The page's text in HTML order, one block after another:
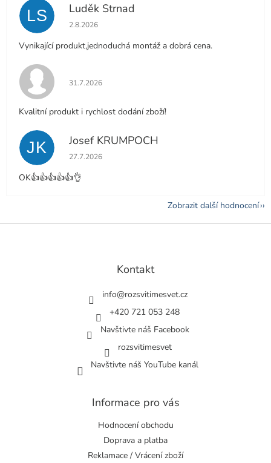
LS Luděk Strnad
Hodnocení obchodu je 5 z 5 hvězdiček.
2.8.2026
Vynikající produkt,jednoduchá montáž a dobrá cena.
Hodnocení obchodu je 5 z 5 hvězdiček.
31.7.2026
Kvalitní produkt i rychlost dodání zboží!
JK Josef KRUMPOCH
Hodnocení obchodu je 5 z 5 hvězdiček.
27.7.2026
OK👍👍👍👍👍👌
Zobrazit další hodnocení
Z
Kontakt
info@rozsvitimesvet.cz
+420 721 053 248
Navštivte náš Facebook
rozsvitimesvet
Navštivte náš YouTube kanál
Informace pro vás
Hodnocení obchodu
Doprava a platba
Reklamace / Vrácení zboží